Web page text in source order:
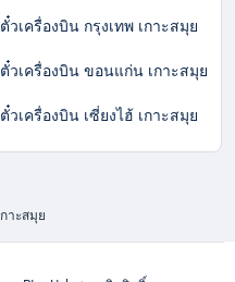
ตั๋วเครื่องบิน กรุงเทพ เกาะสมุย
ตั๋วเครื่องบิน ขอนแก่น เกาะสมุย
ตั๋วเครื่องบิน เซี่ยงไฮ้ เกาะสมุย
าะสมุย